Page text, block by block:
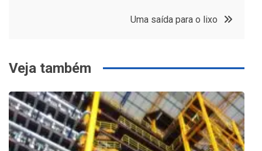
Uma saída para o lixo
Veja também